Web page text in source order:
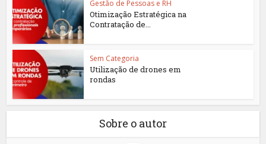
Gestão de Pessoas e RH
Otimização Estratégica na
Contratação de...
Sem Categoria
Utilização de drones em
rondas
Sobre o autor